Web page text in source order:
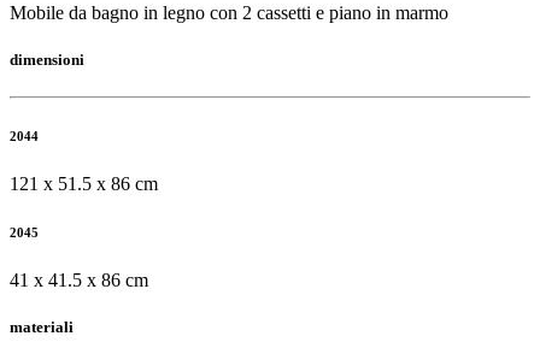
Mobile da bagno in legno con 2 cassetti e piano in marmo
dimensioni
2044
121 x 51.5 x 86 cm
2045
41 x 41.5 x 86 cm
materiali